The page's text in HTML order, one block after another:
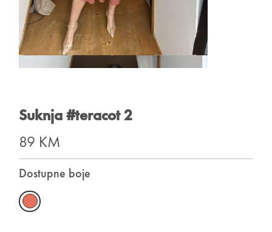
Suknja #teracot 2
89 KM
Dostupne boje